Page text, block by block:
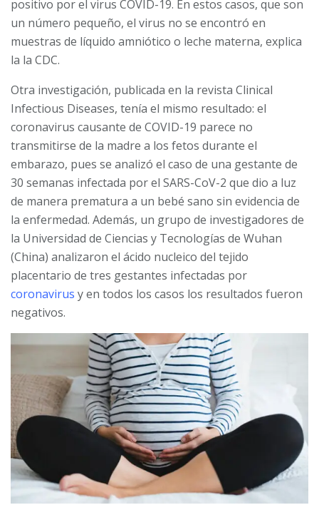
positivo por el virus COVID-19. En estos casos, que son
un número pequeño, el virus no se encontró en
muestras de líquido amniótico o leche materna, explica
la la CDC.
Otra investigación, publicada en la revista Clinical
Infectious Diseases, tenía el mismo resultado: el
coronavirus causante de COVID-19 parece no
transmitirse de la madre a los fetos durante el
embarazo, pues se analizó el caso de una gestante de
30 semanas infectada por el SARS-CoV-2 que dio a luz
de manera prematura a un bebé sano sin evidencia de
la enfermedad. Además, un grupo de investigadores de
la Universidad de Ciencias y Tecnologías de Wuhan
(China) analizaron el ácido nucleico del tejido
placentario de tres gestantes infectadas por
coronavirus y en todos los casos los resultados fueron
negativos.